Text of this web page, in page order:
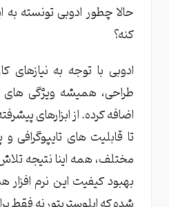
حالا چطور ادوبی تونسته
کنه؟
ادوبی با توجه به نیازهای
طراحی، همیشه ویژگی های
اضافه کرده. از ابزارهای
تا قابلیت های تایپوگرافی
مختلف، همه اینا نتیجه
بهبود کیفیت این نرم